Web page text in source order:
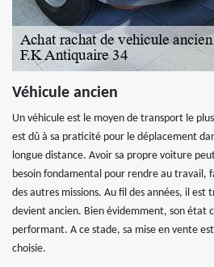
Véhicule ancien
Un véhicule est le moyen de transport le
est dû à sa praticité pour le déplacement
longue distance. Avoir sa propre voiture
besoin fondamental pour rendre au travail,
des autres missions. Au fil des années, il est
devient ancien. Bien évidemment, son état
performant. A ce stade, sa mise en vente
choisie.